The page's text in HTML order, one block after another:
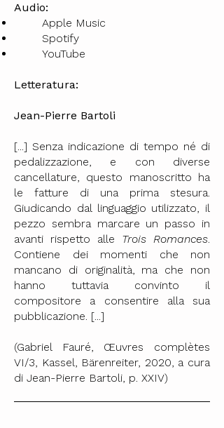
Audio:
Apple Music
Spotify
YouTube
Letteratura:
Jean-Pierre Bartoli
[...] Senza indicazione di tempo né di
pedalizzazione, e con diverse
cancellature, questo manoscritto ha
le fatture di una prima stesura.
Giudicando dal linguaggio utilizzato, il
pezzo sembra marcare un passo in
avanti rispetto alle Trois Romances.
Contiene dei momenti che non
mancano di originalità, ma che non
hanno tuttavia convinto il
compositore a consentire alla sua
pubblicazione. [...]
(Gabriel Fauré, Œuvres complètes
VI/3, Kassel, Bärenreiter, 2020, a cura
di Jean-Pierre Bartoli, p. XXIV)